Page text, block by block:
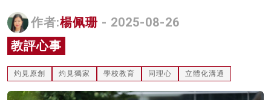
名家榜
灼見活動
作者:楊佩珊 - 2025-08-26
教評心事
灼見原創 灼見獨家 學校教育 同理心 立體化溝通